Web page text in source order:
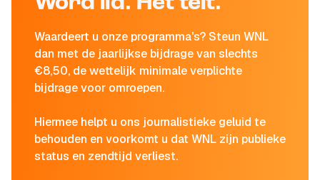
Waardeert u onze programma's? Steun WNL
dan met de jaarlijkse bijdrage van slechts
€8,50, de wettelijk minimale verplichte
bijdrage voor omroepen.
Hiermee helpt u ons journalistieke geluid te
behouden en voorkomt u dat WNL zijn publieke
status en zendtijd verliest.